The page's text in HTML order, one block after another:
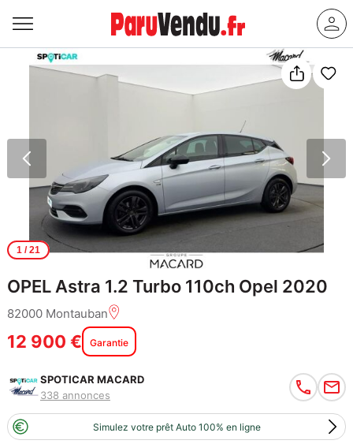
1/ 21
OPEL Astra 1.2 Turbo 110ch Opel 2020
82000 Montauban
12 900 € Garantie
SPOTICAR MACARD
338 annonces
Simulez votre prêt Auto 100% en ligne